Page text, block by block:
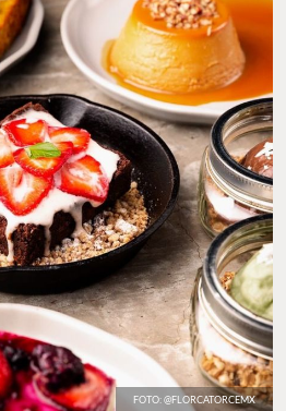
FOTO: @FLORCATORCEMX